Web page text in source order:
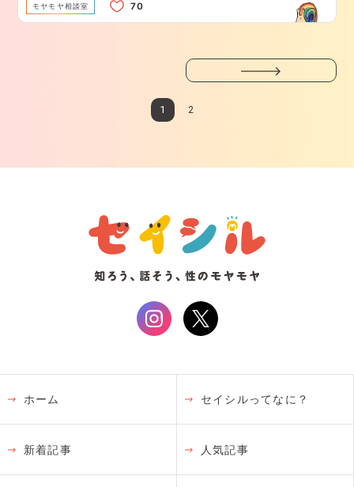
モヤモヤ相談室
1 2
ホーム セイシルってなに？
新着記事 人気記事